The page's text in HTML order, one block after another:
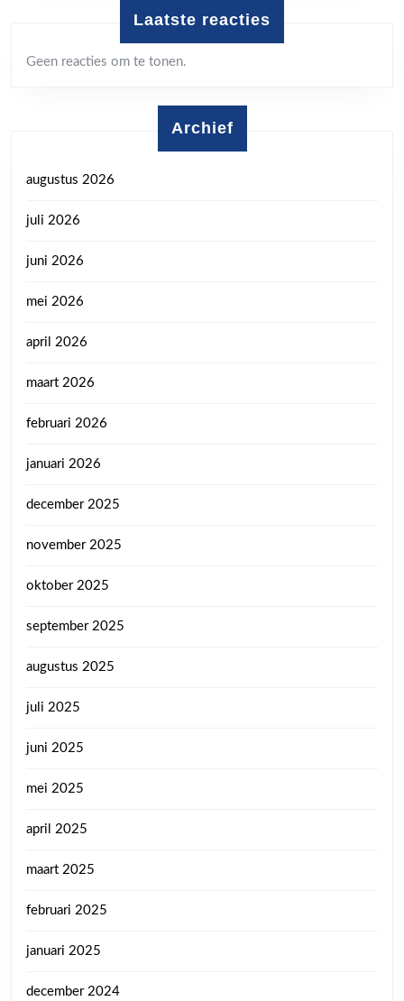
Laatste reacties
Geen reacties om te tonen.
Archief
augustus 2026
juli 2026
juni 2026
mei 2026
april 2026
maart 2026
februari 2026
januari 2026
december 2025
november 2025
oktober 2025
september 2025
augustus 2025
juli 2025
juni 2025
mei 2025
april 2025
maart 2025
februari 2025
januari 2025
december 2024